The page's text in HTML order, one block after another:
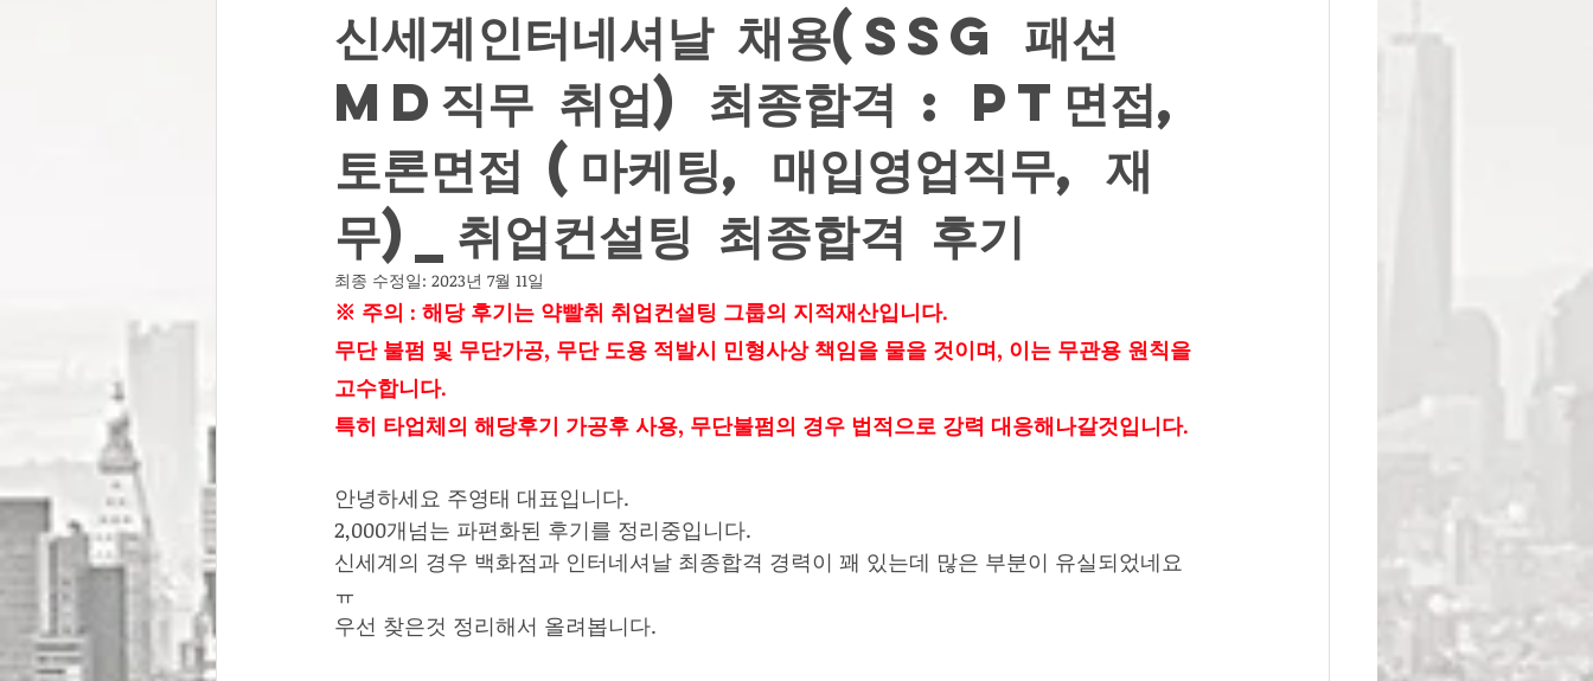
신세계인터네셔날 채용(SSG 패션
MD직무 취업) 최종합격 : PT면접,
토론면접 (마케팅, 매입영업직무, 재
무)_취업컨설팅 최종합격 후기
최종 수정일: 2023년 7월 11일
※ 주의 : 해당 후기는 약빨취 취업컨설팅 그룹의 지적재산입니다.
무단 불펌 및 무단가공, 무단 도용 적발시 민형사상 책임을 물을 것이며, 이는 무관용 원칙을
고수합니다.
특히 타업체의 해당후기 가공후 사용, 무단불펌의 경우 법적으로 강력 대응해나갈것입니다.
안녕하세요 주영태 대표입니다.
2,000개넘는 파편화된 후기를 정리중입니다.
신세계의 경우 백화점과 인터네셔날 최종합격 경력이 꽤 있는데 많은 부분이 유실되었네요
ㅠ
우선 찾은것 정리해서 올려봅니다.